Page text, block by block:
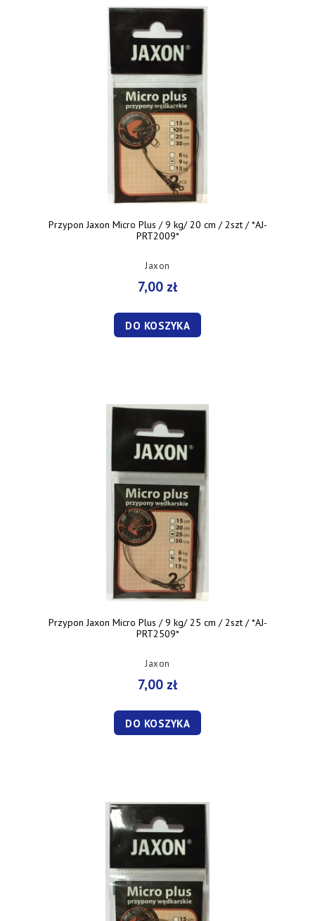
Przypon Jaxon Micro Plus / 9 kg/ 20 cm / 2szt / *AJ-
PRT2009*
Jaxon
7,00 zł
DO KOSZYKA
Przypon Jaxon Micro Plus / 9 kg/ 25 cm / 2szt / *AJ-
PRT2509*
Jaxon
7,00 zł
DO KOSZYKA